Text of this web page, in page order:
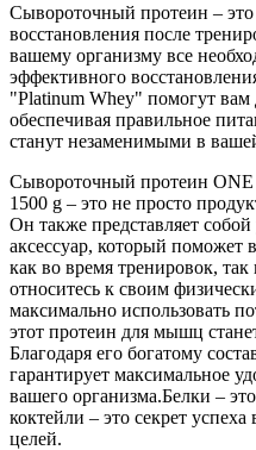
Сывороточный протеин –
восстановления после
вашему организму все
эффективного
"Platinum Whey" помогут вам
обеспечивая правильное
станут незаменимыми в
Сывороточный протеин
1500 g – это не просто
Он также представляет
аксессуар, который поможет
как во время тренировок,
относитесь к своим
максимально использовать
этот протеин для мышц
Благодаря его богатому
гарантирует максимальное
вашего организма.Белки –
коктейли – это секрет
целей.